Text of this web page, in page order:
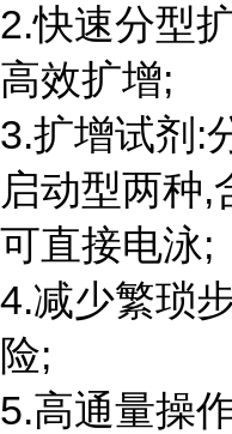
2.快速分型
高效扩增;
3.扩增试剂:
启动型两种,
可直接电泳;
4.减少繁琐
险;
5.高通量操